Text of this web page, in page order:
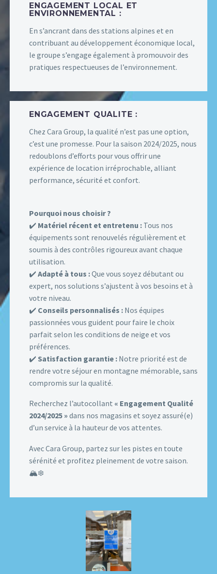
ENGAGEMENT LOCAL ET
ENVIRONNEMENTAL :
En s’ancrant dans des stations alpines et en
contribuant au développement économique local,
le groupe s’engage également à promouvoir des
pratiques respectueuses de l’environnement.
ENGAGEMENT QUALITE :
Chez Cara Group, la qualité n’est pas une option,
c’est une promesse. Pour la saison 2024/2025, nous
redoublons d’efforts pour vous offrir une
expérience de location irréprochable, alliant
performance, sécurité et confort.
Pourquoi nous choisir ?
✔️ Matériel récent et entretenu : Tous nos
équipements sont renouvelés régulièrement et
soumis à des contrôles rigoureux avant chaque
utilisation.
✔️ Adapté à tous :Que vous soyez débutant ou
expert, nos solutions s’ajustent à vos besoins et à
votre niveau.
✔️ Conseils personnalisés : Nos équipes
passionnées vous guident pour faire le choix
parfait selon les conditions de neige et vos
préférences.
✔️ Satisfaction garantie : Notre priorité est de
rendre votre séjour en montagne mémorable, sans
compromis sur la qualité.
Recherchez l’autocollant « Engagement Qualité
2024/2025 » dans nos magasins et soyez assuré(e)
d’un service à la hauteur de vos attentes.
Avec Cara Group, partez sur les pistes en toute
sérénité et profitez pleinement de votre saison.
🏔️❄️